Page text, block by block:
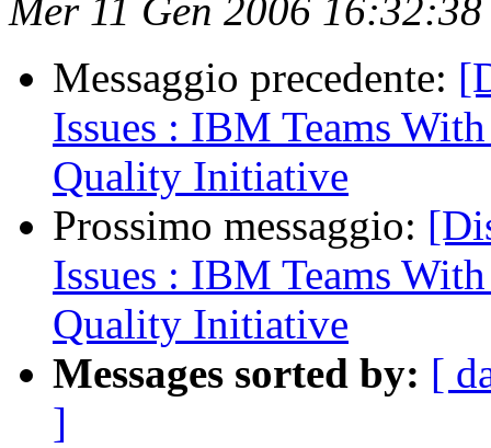
Mer 11 Gen 2006
Messaggio precedente:
Issues : IBM Teams
Quality Initiative
Prossimo messaggio:
Issues : IBM Teams
Quality Initiative
Messages sorted by: [
]